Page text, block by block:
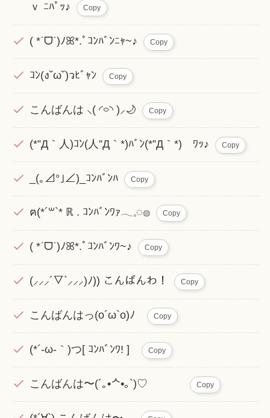
ｖ ﾆﾊﾟｯ♪
Copy
( *ˊᗜˋ)ﾉꕤ*.ﾟｺﾝﾊﾞﾝﾆｬ~♪ Copy
ｺﾝ(ง˘ω˘)วﾋﾞｬﾝ Copy
こんばんは ⸜( ◜࿁◝ )⸝︎︎🌙 Copy
(*”Д｀人)ｺﾝ(人”Д｀*)ﾊﾞﾝ(*”Д｀*)ゞﾜｯ♪ Copy
_(｡⊿°｣∠)_ｺﾝﾊﾞﾝﾊ Copy
ฅ(*´꒳`* ℝ . ｺﾝﾊﾞﾝﾜｧ𓂃𓈒◌𓐍 Copy
( *ˊᗜˋ)ﾉꕤ*.ﾟｺﾝﾊﾞﾝﾜ~♪ Copy
(⸝⸝⸝´▽`⸝⸝⸝)ﾉ)) こんばんわ！ Copy
こんばんはっ(o´ω`o)ﾉ Copy
(*´-ω-｀)つ[ ｺﾝﾊﾞﾝﾜ! ] Copy
こんばんは〜(´｡•ᄉ•｡`)♡ Copy